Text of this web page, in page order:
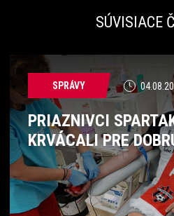
SÚVISIACE
SPRÁVY
PRIAZNIVCI
KRVÁCALI PRE